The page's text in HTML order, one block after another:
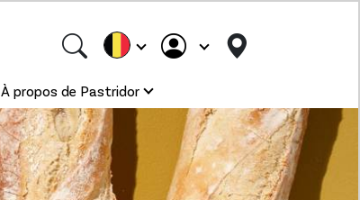
À propos de Pastridor